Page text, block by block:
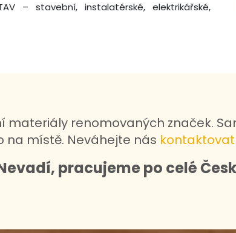
– stavební, instalatérské, elektrikářské,
materiály renomovaných značek.
na místě. Neváhejte nás kontaktovat
pracujeme po celé